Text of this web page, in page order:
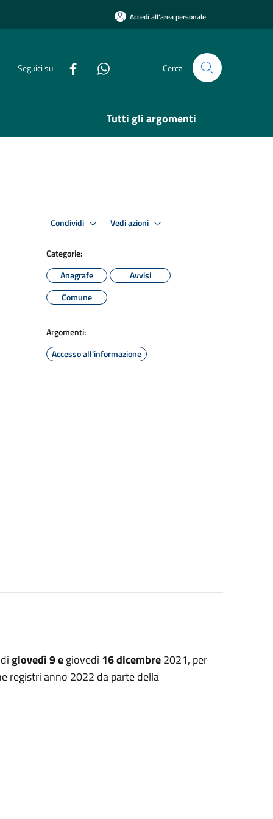
Accedi all'area personale
Seguici su Cerca
Tutti gli argomenti
Condividi Vedi azioni
Categorie:
Anagrafe
Avvisi
Comune
Argomenti:
Accesso all'informazione
giovedì 9 egiovedì16 dicembre2021, per
registri anno 2022 da parte della